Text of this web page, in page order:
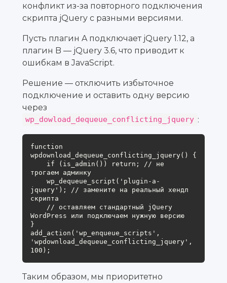
конфликт из-за повторного подключения
скрипта jQuery с разными версиями.
Пусть плагин A подключает jQuery 1.12, а
плагин B — jQuery 3.6, что приводит к
ошибкам в JavaScript.
Решение — отключить избыточное
подключение и оставить одну версию
через
wp_dowload_dequeue_conflicting_jquery :
function
wpdownload_dequeue_conflicting_jquery() {
трогаем админку
jquery'); // замените на реальный хендл
скрипта
WordPress или подключаем нужную версию
}
add_action('wp_enqueue_scripts',
'wpdownload_dequeue_conflicting_jquery',
Таким образом, мы приоритетно